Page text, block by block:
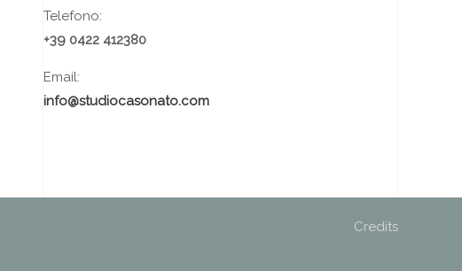
Telefono:
+39 0422 412380
Email:
info@studiocasonato.com
Credits